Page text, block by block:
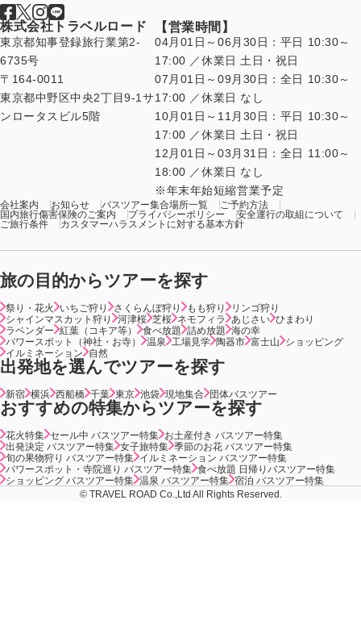
株式会社トラベルロード
東京都知事登録旅行業第2-
6735号
〒164-0011
東京都中野区中央2丁目9-1サ
ンロータスビル5階
【営業時間】
04月01日～06月30日：平日 10:30～
17:00 ／休業日 土日・祝日
07月01日～09月30日：全日 10:30～
17:00 ／休業日 なし
10月01日～11月30日：平日 10:30～
17:00 ／休業日 土日・祝日
12月01日～03月31日：全日 11:00～
18:00 ／休業日 なし
年末年始短縮営業予定
会社案内 お知らせ バスツアー集合場所一覧
ご予約方法
国内旅行傷害保険のご案内
プライバシーポリシー
安全運行の取組について
ご旅行条件
カスタマーハラスメントに対する基本方針
旅の目的からツアーを探す
祭り・花火 いちご狩り さくらんぼ狩り もも狩り
リンゴ狩り
シャインマスカット狩り
河津桜 芝桜 ネモフィラ あじさい ひまわり
ラベンダー 紅葉（コキア等） 食べ放題 詰め放題 海の幸
パワースポット（神社・お寺）
温泉 工場見学 陶器市 富士山
ショッピング
イルミネーション
自然
出発地を選んでツアーを探す
新宿 横浜 西船橋 千葉 東京 池袋 現地集合 団体バスツアー
おすすめの特集からツアーを探す
花火特集 セール中 バスツアー特集 お土産付き バスツアー特集
出発決定 バスツアー特集 女子旅特集 季節のお花 バスツアー特集
旬の果物狩り バスツアー特集 イルミネーション バスツアー特集
パワースポット・寺院巡り バスツアー特集 食べ放題 日帰りバスツアー特集
ショッピング バスツアー特集 温泉 バスツアー特集 宿泊 バスツアー特集
© TRAVEL ROAD Co.,Ltd All Rights Reserved.